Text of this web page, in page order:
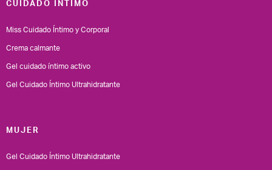
CUIDADO ÍNTIMO
Miss Cuidado Íntimo y Corporal
Crema calmante
Gel cuidado íntimo activo
Gel Cuidado Íntimo Ultrahidratante
MUJER
Gel Cuidado Íntimo Ultrahidratante